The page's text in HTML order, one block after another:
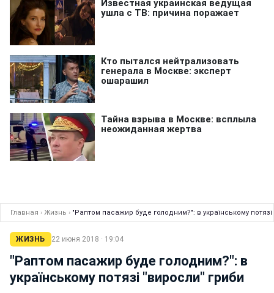
Главная › Жизнь › "Раптом пасажир буде голодним?": в українському
ЖИЗНЬ 22 июня 2018 · 19:04
"Раптом пасажир буде голодним?": в
українському потязі "виросли" гриби